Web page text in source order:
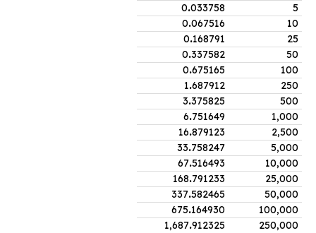
5
0.033758
10
0.067516
25
0.168791
50
0.337582
100
0.675165
250
1.687912
500
3.375825
1,000
6.751649
2,500
16.879123
5,000
33.758247
10,000
67.516493
25,000
168.791233
50,000
337.582465
100,000
675.164930
250,000
1,687.912325